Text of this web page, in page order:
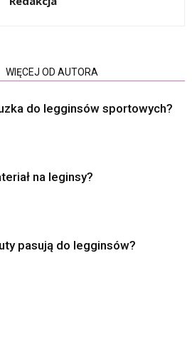
WIĘCEJ OD AUTORA
do legginsów sportowych?
na leginsy?
pasują do legginsów?